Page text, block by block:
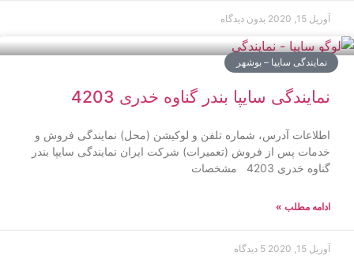
آوریل 15, 2020 بدون دیدگاه
نمایندگی سایپا – بوشهر
نمایندگی سایپا بندر گناوه خدری 4203
اطلاعات آدرس، شماره تلفن و لوکیشن (محل) نمایندگی فروش و
خدمات پس از فروش (تعمیرات) شرکت ایران نمایندگی سایپا بندر
گناوه خدری 4203 مشخصات
ادامه مطلب »
آوریل 15, 2020 5 دیدگاه